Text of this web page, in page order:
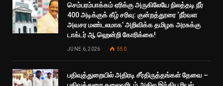
செம்பரம்பாக்கம் ஏரிக்கு அருகிலேயே நிலத்தடி நீர்
400 அடிக்குக் கீழ் சரிவு: குன்றத்தூரை ‘நீர்வள
அவசர மண்டலமாக’ அறிவிக்க தமிழக அரசுக்கு
டாக்டர் ஆ.ஹென்றி கோரிக்கை!
JUNE 6, 2026 550
பதிவுத்துறையில் அதிரடி சீர்திருத்தங்கள் தேவை –